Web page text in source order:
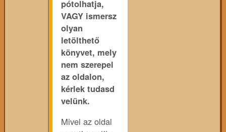
pótolhatja,
VAGY ismersz
olyan
letölthető
könyvet, mely
nem szerepel
az oldalon,
kérlek tudasd
velünk.
Mivel az oldal